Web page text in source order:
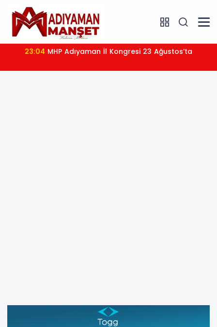
23:04 MHP Adıyaman İl Kongresi 23 Ağustos’ta